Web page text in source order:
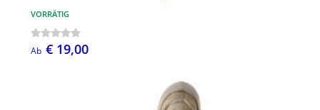
VORRÄTIG
Ab € 19,00